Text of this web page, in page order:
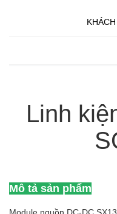
Linh
Mô tả sản phẩm